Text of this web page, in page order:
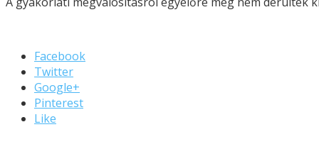
Facebook
Twitter
Google+
Pinterest
Like